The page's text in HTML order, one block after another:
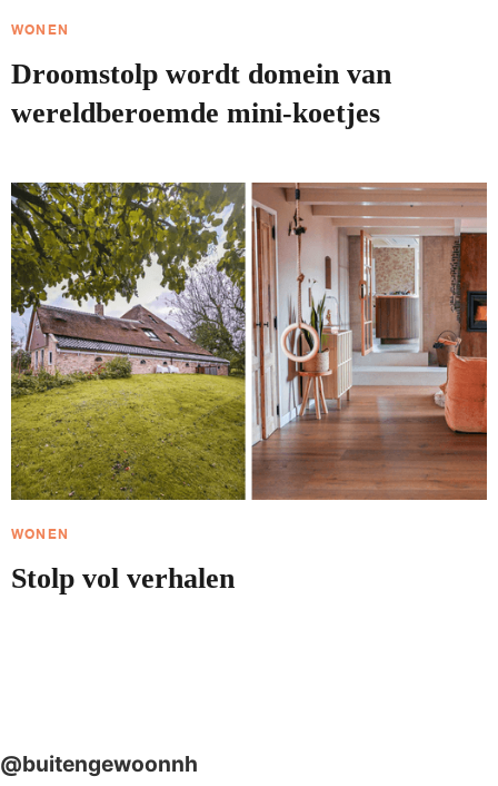
WONEN
Droomstolp wordt domein van
wereldberoemde mini-koetjes
WONEN
Stolp vol verhalen